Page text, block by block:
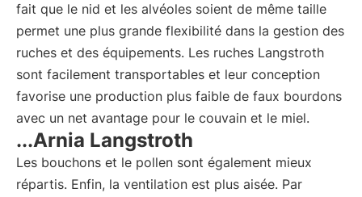
fait que le nid et les alvéoles soient de même taille
permet une plus grande flexibilité dans la gestion des
ruches et des équipements. Les ruches Langstroth
sont facilement transportables et leur conception
favorise une production plus faible de faux bourdons
avec un net avantage pour le couvain et le miel.
...Arnia Langstroth
Les bouchons et le pollen sont également mieux
répartis. Enfin, la ventilation est plus aisée. Par